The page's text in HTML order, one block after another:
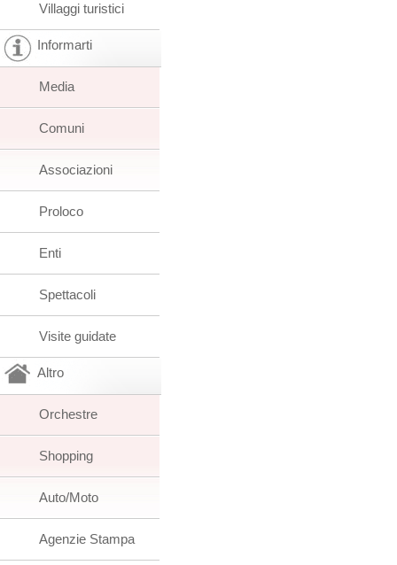
Villaggi turistici
Informarti
Media
Comuni
Associazioni
Proloco
Enti
Spettacoli
Visite guidate
Altro
Orchestre
Shopping
Auto/Moto
Agenzie Stampa